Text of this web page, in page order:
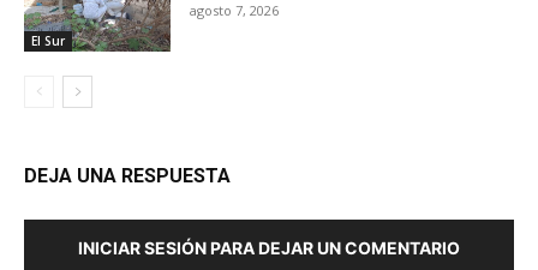
El Sur
agosto 7, 2026
DEJA UNA RESPUESTA
INICIAR SESIÓN PARA DEJAR UN COMENTARIO